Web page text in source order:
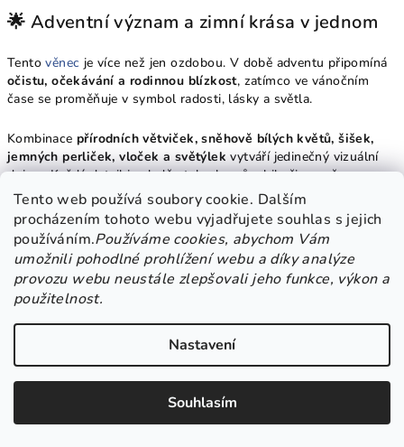
Tento web používá soubory cookie. Dalším
procházením tohoto webu vyjadřujete souhlas s jejich
používáním.Používáme cookies, abychom Vám
umožnili pohodlné prohlížení webu a díky analýze
provozu webu neustále zlepšovali jeho funkce, výkon a
použitelnost.
Nastavení
Souhlasím
🌟 Adventní význam a zimní krása v jednom
Tentověnec je více než jen ozdobou. V době adventu připomíná
očistu, očekávání a rodinnou blízkost, zatímco ve vánočním
čase se proměňuje v symbol radosti, lásky a světla.
Kombinace přírodních větviček, sněhově bílých květů, šišek,
jemných perliček, vloček a světýlek vytváří jedinečný vizuální
dojem. Každý detail je sladěn tak, aby působil přirozeně,
elegantně a slavnostně.
🎄 Proč si vybrat bílý svítící věnec?
Bezúdržbový a stálý– umělé materiály vydrží mnoho
Symbol světla a čistoty– ideální pro sváteční čas i zimní